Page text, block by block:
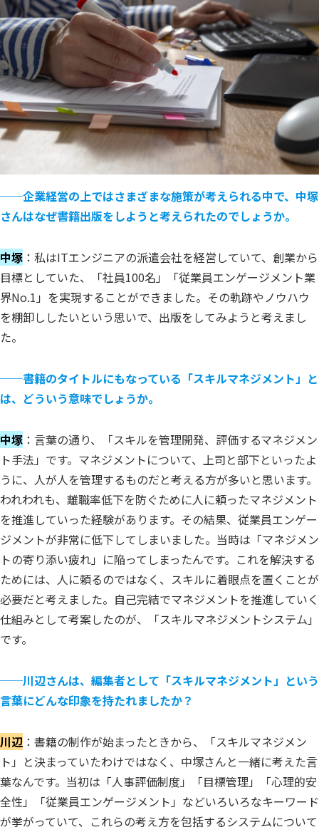
──企業経営の上ではさまざまな施策が考えられる中で、中塚
さんはなぜ書籍出版をしようと考えられたのでしょうか。
中塚 ：私はITエンジニアの派遣会社を経営していて、創業から
目標としていた、「社員100名」「従業員エンゲージメント業
界No.1」を実現することができました。その軌跡やノウハウ
を棚卸ししたいという思いで、出版をしてみようと考えまし
た。
──書籍のタイトルにもなっている「スキルマネジメント」と
は、どういう意味でしょうか。
中塚 ：言葉の通り、「スキルを管理開発、評価するマネジメン
ト手法」です。マネジメントについて、上司と部下といったよ
うに、人が人を管理するものだと考える方が多いと思います。
われわれも、離職率低下を防ぐために人に頼ったマネジメント
を推進していった経験があります。その結果、従業員エンゲー
ジメントが非常に低下してしまいました。当時は「マネジメン
トの寄り添い疲れ」に陥ってしまったんです。これを解決する
ためには、人に頼るのではなく、スキルに着眼点を置くことが
必要だと考えました。自己完結でマネジメントを推進していく
仕組みとして考案したのが、「スキルマネジメントシステム」
です。
──川辺さんは、編集者として「スキルマネジメント」という
言葉にどんな印象を持たれましたか？
川辺 ：書籍の制作が始まったときから、「スキルマネジメン
ト」と決まっていたわけではなく、中塚さんと一緒に考えた言
葉なんです。当初は「人事評価制度」「目標管理」「心理的安
全性」「従業員エンゲージメント」などいろいろなキーワード
が挙がっていて、これらの考え方を包括するシステムについて